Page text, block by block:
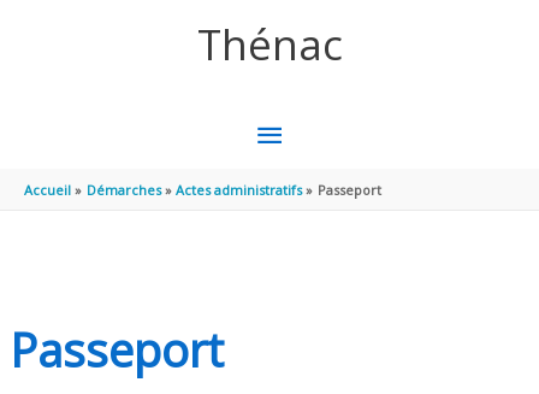
Thénac
MENU
PRINCIPAL
Accueil Démarches Actes administratifs Passeport
Passeport